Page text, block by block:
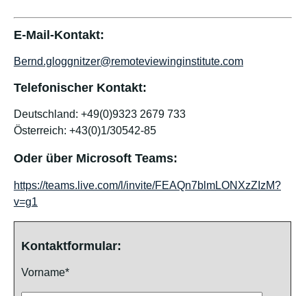
E-Mail-Kontakt:
Bernd.gloggnitzer@remoteviewinginstitute.com
Telefonischer Kontakt:
Deutschland: +49(0)9323 2679 733
Österreich: +43(0)1/30542-85
Oder über Microsoft Teams:
https://teams.live.com/l/invite/FEAQn7blmLONXzZIzM?
v=g1
Kontaktformular:
Vorname*